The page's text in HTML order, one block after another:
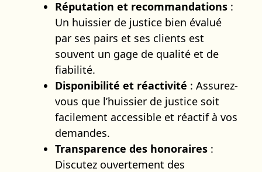
Réputation et recommandations :
Un huissier de justice bien évalué
par ses pairs et ses clients est
souvent un gage de qualité et de
fiabilité.
Disponibilité et réactivité : Assurez-
vous que l’huissier de justice soit
facilement accessible et réactif à vos
demandes.
Transparence des honoraires :
Discutez ouvertement des